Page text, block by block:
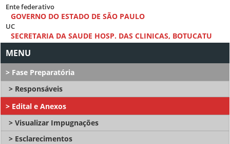
Ente federativo
GOVERNO DO ESTADO DE SÃO PAULO
UC
SECRETARIA DA SAUDE HOSP. DAS CLINICAS, BOTUCATU
Fase Preparatória
Responsáveis
Edital e Anexos
Visualizar Impugnações
Esclarecimentos